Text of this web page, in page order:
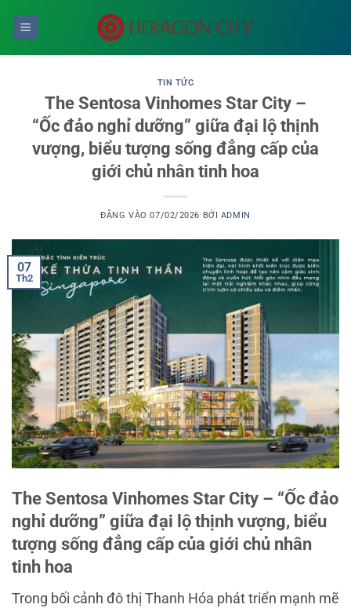
TIN TỨC
The Sentosa Vinhomes Star City –
“Ốc đảo nghỉ dưỡng” giữa đại lộ thịnh
vượng, biểu tượng sống đẳng cấp của
giới chủ nhân tinh hoa
ĐĂNG VÀO07/02/2026 BỞI ADMIN
07
Th2
The Sentosa Vinhomes Star City – “Ốc đảo
nghỉ dưỡng” giữa đại lộ thịnh vượng, biểu
tượng sống đẳng cấp của giới chủ nhân
tinh hoa
Trong bối cảnh đô thị Thanh Hóa phát triển mạnh mẽ